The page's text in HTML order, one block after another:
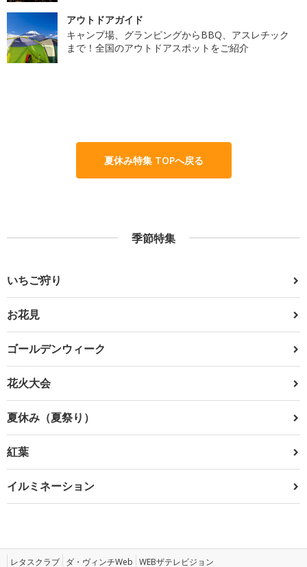
アウトドアガイド
キャンプ場、グランピングからBBQ、アスレチック
まで！全国のアウトドアスポットをご紹介
夏休み特集 TOPへ戻る
季節特集
いちご狩り
お花見
ゴールデンウィーク
花火大会
夏休み（夏祭り）
紅葉
イルミネーション
レタスクラブ ダ・ヴィンチWeb WEBザテレビジョン